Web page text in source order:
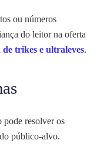
ou números
do leitor na oferta
de trikes e ultraleves.
pode resolver os
público-alvo.